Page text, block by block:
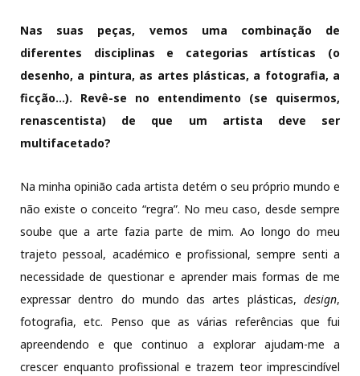
Nas suas peças, vemos uma combinação de
diferentes disciplinas e categorias artísticas (o
desenho, a pintura, as artes plásticas, a fotografia, a
ficção…). Revê-se no entendimento (se quisermos,
renascentista) de que um artista deve ser
multifacetado?
Na minha opinião cada artista detém o seu próprio mundo e
não existe o conceito “regra”. No meu caso, desde sempre
soube que a arte fazia parte de mim. Ao longo do meu
trajeto pessoal, académico e profissional, sempre senti a
necessidade de questionar e aprender mais formas de me
expressar dentro do mundo das artes plásticas, design,
fotografia, etc. Penso que as várias referências que fui
apreendendo e que continuo a explorar ajudam-me a
crescer enquanto profissional e trazem teor imprescindível